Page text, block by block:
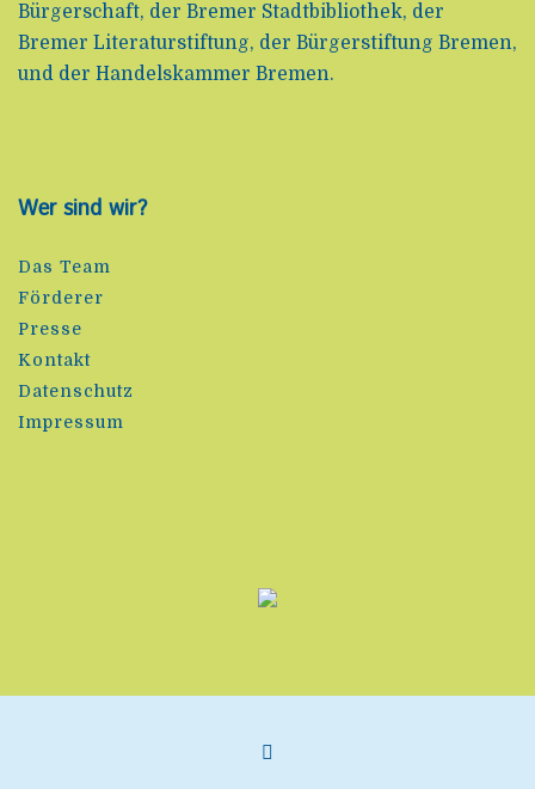
Bürgerschaft, der Bremer Stadtbibliothek, der
Bremer Literaturstiftung, der Bürgerstiftung Bremen,
und der Handelskammer Bremen.
Wer sind wir?
Das Team
Förderer
Presse
Kontakt
Datenschutz
Impressum